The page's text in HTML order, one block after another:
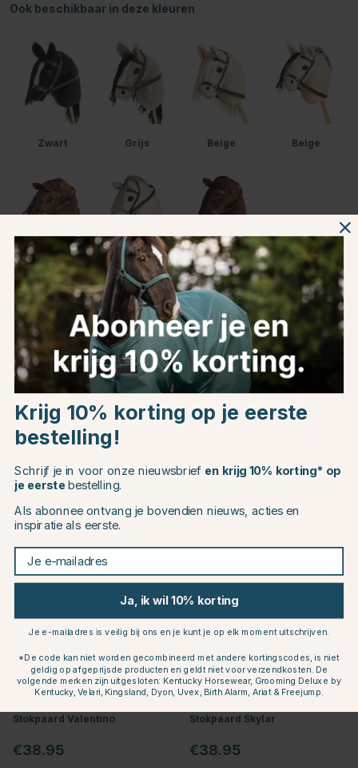
Ook beschikbaar in deze kleuren
Zwart Grijs Beige Beige
Bruin Wit Bruin
Productinformatie
Over het Merk
Productbeoordelingen
Dit vind je misschien ook leuk
KÄLLQUIST
Stokpaard Valentino
€38.95
KÄLLQUIST
Stokpaard Skylar
€38.95
Choose country
EU
Krijg 10% korting op je eerste
bestelling!
Schrijf je in voor onze nieuwsbrief en krijg 10% korting* op
je eerste bestelling.
Als abonnee ontvang je bovendien nieuws, acties en
inspiratie als eerste.
Je e-mailadres
Ja, ik wil 10% korting
Je e-mailadres is veilig bij ons en je kunt je op elk moment uitschrijven.
*De code kan niet worden gecombineerd met andere kortingscodes, is niet
geldig op afgeprijsde producten en geldt niet voor verzendkosten. De
volgende merken zijn uitgesloten: Kentucky Horsewear, Grooming Deluxe by
Kentucky, Velari, Kingsland, Dyon, Uvex, Birth Alarm, Ariat & Freejump.